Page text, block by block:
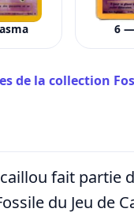
6
de la collection
fait partie
du Jeu de